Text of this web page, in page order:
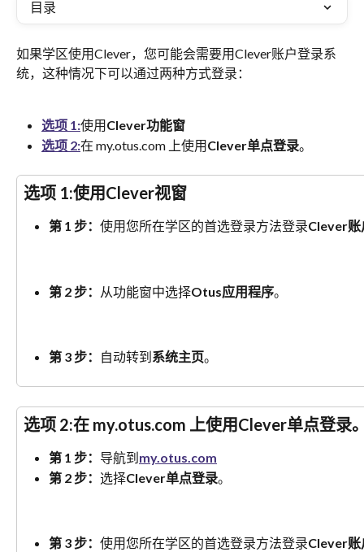
目录
如果学区使用Clever，您可能会需要用Clever账户登录系
统，这种情况下可以通过两种方式登录：
选项 1:使用 Clever功能窗
选项 2:在 my.otus.com 上使用Clever单点登录。
选项 1:使用Clever视窗
第 1 步： 使用您所在学区的首选登录方法登录Clever账
第 2 步： 从功能窗中选择Otus应用程序。
第 3 步： 自动转到 系统主页。
选项 2:在 my.otus.com 上使用Clever单点登录
第 1 步： 导航到 my.otus.com
第 2 步： 选择Clever单点登录。
第 3 步： 使用您所在学区的首选登录方法登录Clever账